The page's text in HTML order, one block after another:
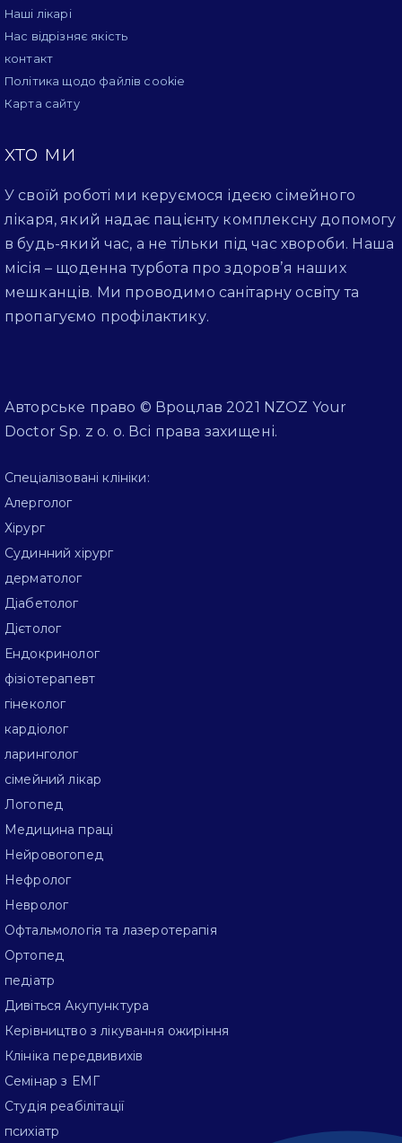
Наші лікарі
Нас відрізняє якість
контакт
Політика щодо файлів cookie
Карта сайту
хто ми
У своїй роботі ми керуємося ідеєю сімейного
лікаря, який надає пацієнту комплексну допомогу
в будь-який час, а не тільки під час хвороби. Наша
місія – щоденна турбота про здоров’я наших
мешканців. Ми проводимо санітарну освіту та
пропагуємо профілактику.
Авторське право © Вроцлав 2021 NZOZ Your
Doctor Sp. z o. o. Всі права захищені.
Спеціалізовані клініки:
Алерголог
Хірург
Судинний хірург
дерматолог
Діабетолог
Дієтолог
Ендокринолог
фізіотерапевт
гінеколог
кардіолог
ларинголог
сімейний лікар
Логопед
Медицина праці
Нейровогопед
Нефролог
Невролог
Офтальмологія та лазеротерапія
Ортопед
педіатр
Дивіться Акупунктура
Керівництво з лікування ожиріння
Клініка передвивихів
Семінар з ЕМГ
Студія реабілітації
психіатр